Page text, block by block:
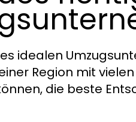
idealen
Region mit
die beste